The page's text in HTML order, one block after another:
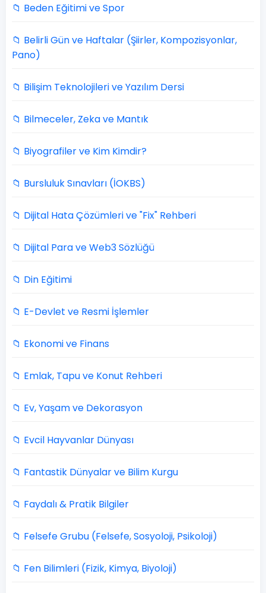
📁 Beden Eğitimi ve Spor
📁 Belirli Gün ve Haftalar (Şiirler, Kompozisyonlar,
Pano)
📁 Bilişim Teknolojileri ve Yazılım Dersi
📁 Bilmeceler, Zeka ve Mantık
📁 Biyografiler ve Kim Kimdir?
📁 Bursluluk Sınavları (İOKBS)
📁 Dijital Hata Çözümleri ve "Fix" Rehberi
📁 Dijital Para ve Web3 Sözlüğü
📁 Din Eğitimi
📁 E-Devlet ve Resmi İşlemler
📁 Ekonomi ve Finans
📁 Emlak, Tapu ve Konut Rehberi
📁 Ev, Yaşam ve Dekorasyon
📁 Evcil Hayvanlar Dünyası
📁 Fantastik Dünyalar ve Bilim Kurgu
📁 Faydalı & Pratik Bilgiler
📁 Felsefe Grubu (Felsefe, Sosyoloji, Psikoloji)
📁 Fen Bilimleri (Fizik, Kimya, Biyoloji)